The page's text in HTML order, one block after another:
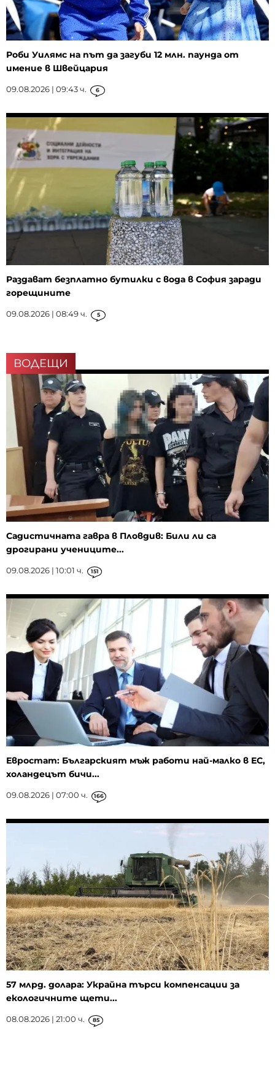
Роби Уилямс на път да загуби 12 млн. паунда от
имение в Швейцария
09.08.2026 | 09:43 ч. 6
Раздават безплатно бутилки с вода в София заради
горещините
09.08.2026 | 08:49 ч. 5
ВОДЕЩИ
Садистичната гавра в Пловдив: Били ли са
дрогирани учениците...
09.08.2026 | 10:01 ч. 151
Евростат: Българският мъж работи най-малко в ЕС,
холандецът бичи...
09.08.2026 | 07:00 ч. 166
57 млрд. долара: Украйна търси компенсации за
екологичните щети...
08.08.2026 | 21:00 ч. 85